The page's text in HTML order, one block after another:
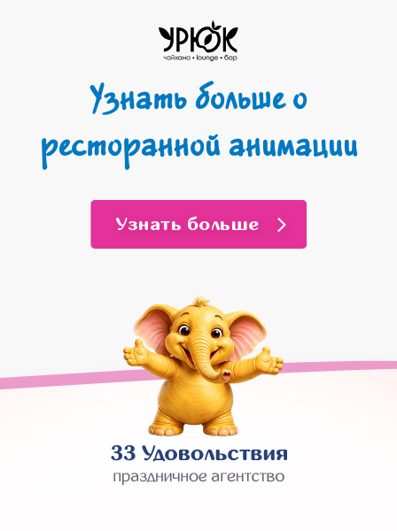
Узнать больше о
ресторанной анимации
Узнать больше